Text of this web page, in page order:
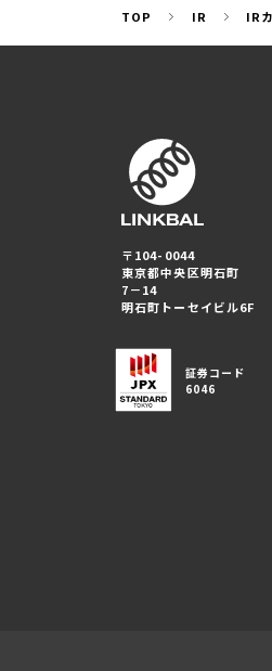
TOP IR IR
〒104-0044
東京都中央区明石町
7－14
明石町トーセイビル6F
証券コード
6046